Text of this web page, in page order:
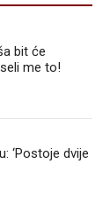
bit će
me to!
‘Postoje dvije